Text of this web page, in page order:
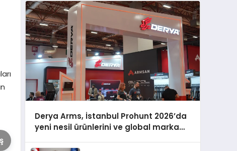
Derya Arms, İstanbul Prohunt 2026’da
yeni nesil ürünlerini ve global marka